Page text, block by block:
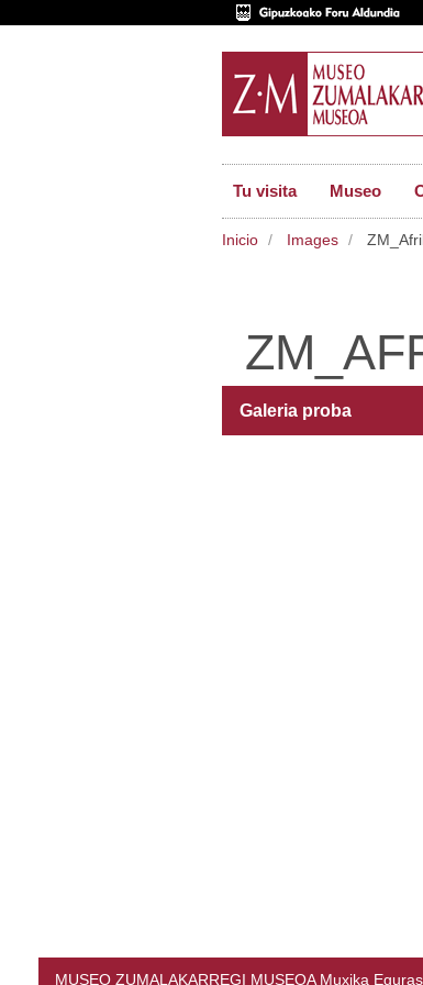
Tu visita Museo
Inicio Images
Galeria proba
MUSEO ZUMALAKARREGI MUSEOA Muxika